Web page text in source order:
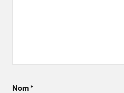
Nom*